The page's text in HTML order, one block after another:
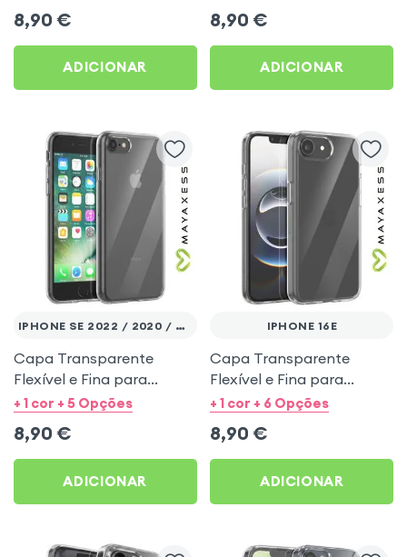
8,90 €
ADICIONAR
8,90 €
ADICIONAR
IPHONE SE 2022 / 2020 / 8 / 7
Capa Transparente
Flexível e Fina para
iPhone SE 2022 / 2020,
+ 1 cor + 5 Opções
8,90 €
ADICIONAR
IPHONE 16E
Capa Transparente
Flexível e Fina para
iPhone 16e - Mayaxess
+ 1 cor + 6 Opções
8,90 €
ADICIONAR